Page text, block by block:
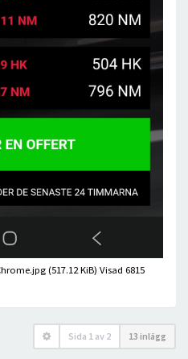
(517.12 KiB) Visad 6815
Sida 1 av 2 13 inlägg